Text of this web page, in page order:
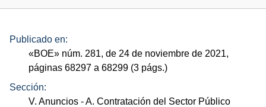
Publicado en:
«BOE» núm. 281, de 24 de noviembre de 2021,
páginas 68297 a 68299 (3 págs.)
Sección:
V. Anuncios - A. Contratación del Sector Público